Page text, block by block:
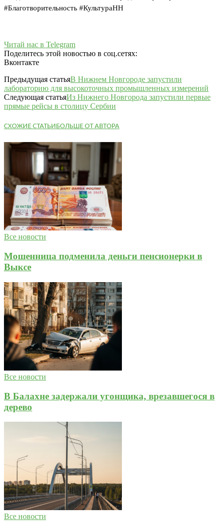
#Благотворительность #КультураНН
Читай нас в Telegram
Поделитесь этой новостью в соц.сетях:
Вконтакте
Предыдущая статьяВ Нижнем Новгороде запустили
лабораторию для высокоточных промышленных измерений
Следующая статьяИз Нижнего Новгорода запустили первые
прямые рейсы в столицу Сербии
СХОЖИЕ СТАТЬИБОЛЬШЕ ОТ АВТОРА
Все новости
Мошенница подменила деньги пенсионерки в
Выксе
Все новости
В Балахне задержали угонщика, врезавшегося в
дерево
Все новости